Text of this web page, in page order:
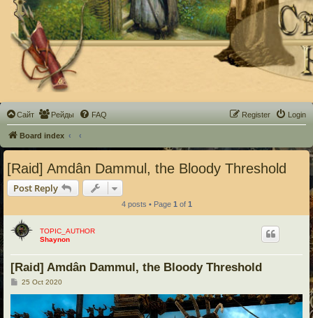
Сайт Рейды FAQ Login
Register
Board index
[Raid] Amdân Dammul, the Bloody Threshold
Post Reply
4 posts • Page 1 of 1
TOPIC_AUTHOR
Shaynon
[Raid] Amdân Dammul, the Bloody Threshold
P25 Oct 2020